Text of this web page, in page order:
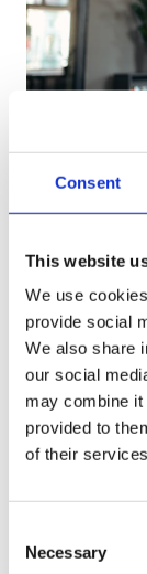
Consent
This website
We use
provide social
We also share
our social
may combine it
provided to
of their
Selection
Necessary
Ihre
beantworten
geeigneten
Für
Sie
Finance